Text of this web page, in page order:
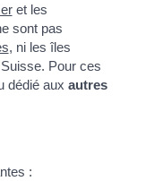
et les
sont pas
, ni les îles
Pour ces
dédié aux autres
: